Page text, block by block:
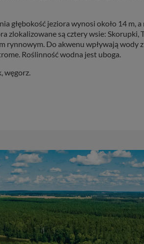
głębokość jeziora wynosi około 14 m, a
zlokalizowane są cztery wsie: Skorupki,
rynnowym. Do akwenu wpływają wody
Roślinność wodna jest uboga.
węgorz.